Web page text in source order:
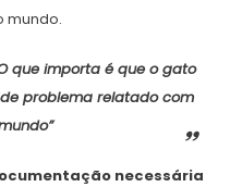
mundo.
que importa é que o gato
problema relatado com
necessária